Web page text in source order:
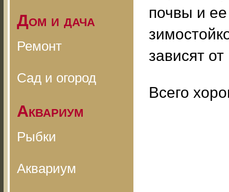
Дом и дача
Ремонт
Сад и огород
Аквариум
Рыбки
Аквариум
почвы и
зависят
Всего